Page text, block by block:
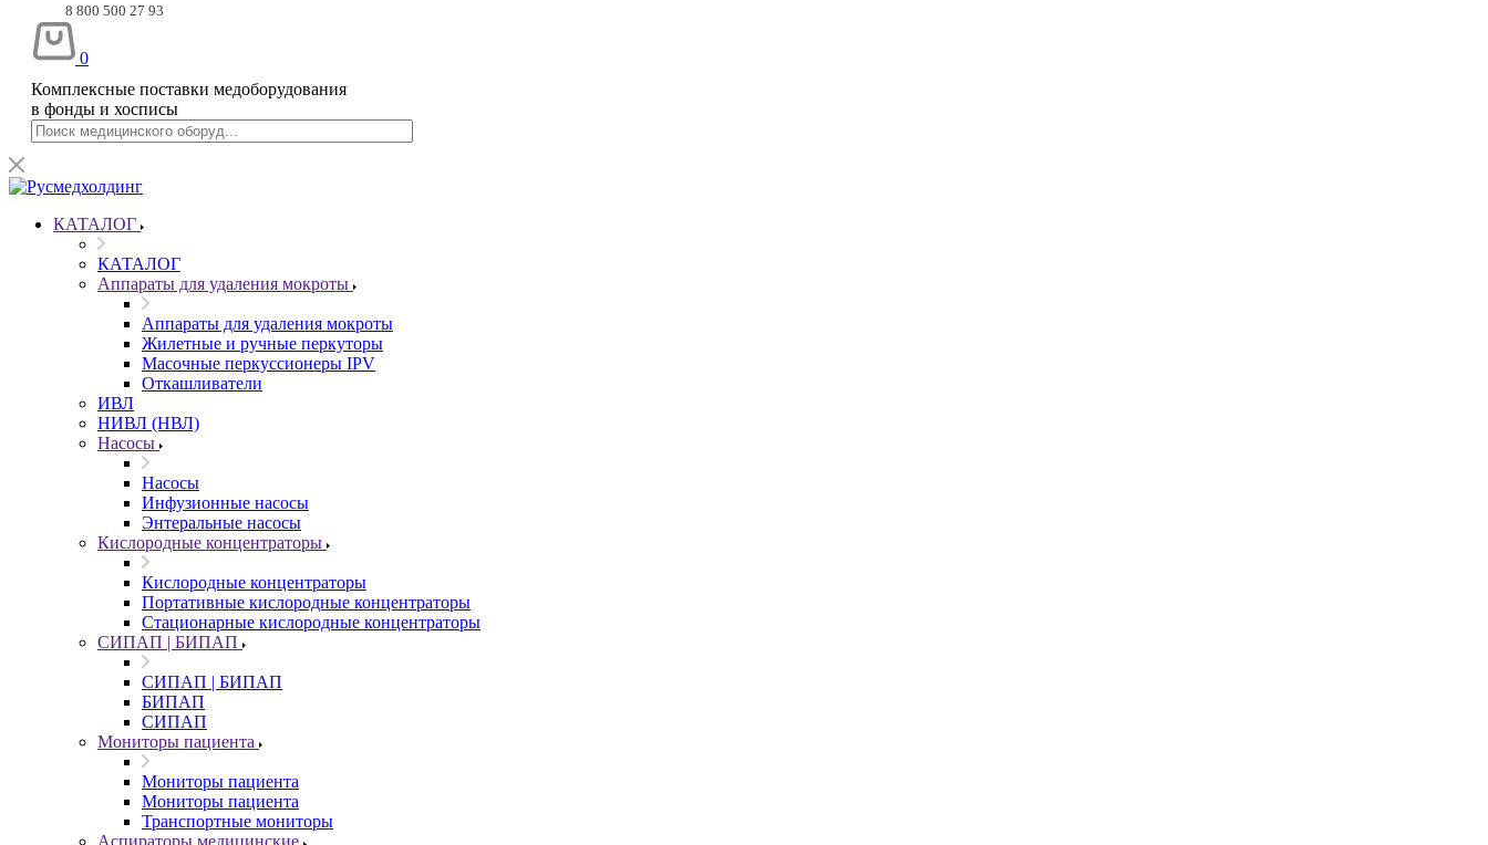
8 800 500 27 93
0
Комплексные поставки медоборудования
в фонды и хосписы
КАТАЛОГ
КАТАЛОГ
Аппараты для удаления мокроты
Аппараты для удаления мокроты
Жилетные и ручные перкуторы
Масочные перкуссионеры IPV
Откашливатели
ИВЛ
НИВЛ (НВЛ)
Насосы
Насосы
Инфузионные насосы
Энтеральные насосы
Кислородные концентраторы
Кислородные концентраторы
Портативные кислородные концентраторы
Стационарные кислородные концентраторы
СИПАП | БИПАП
СИПАП | БИПАП
БИПАП
СИПАП
Мониторы пациента
Мониторы пациента
Мониторы пациента
Транспортные мониторы